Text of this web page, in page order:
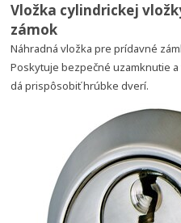
Vložka cylindrickej
zámok
Náhradná vložka pre prídavné
Poskytuje bezpečné uzamknutie
dá prispôsobiť hrúbke dverí.